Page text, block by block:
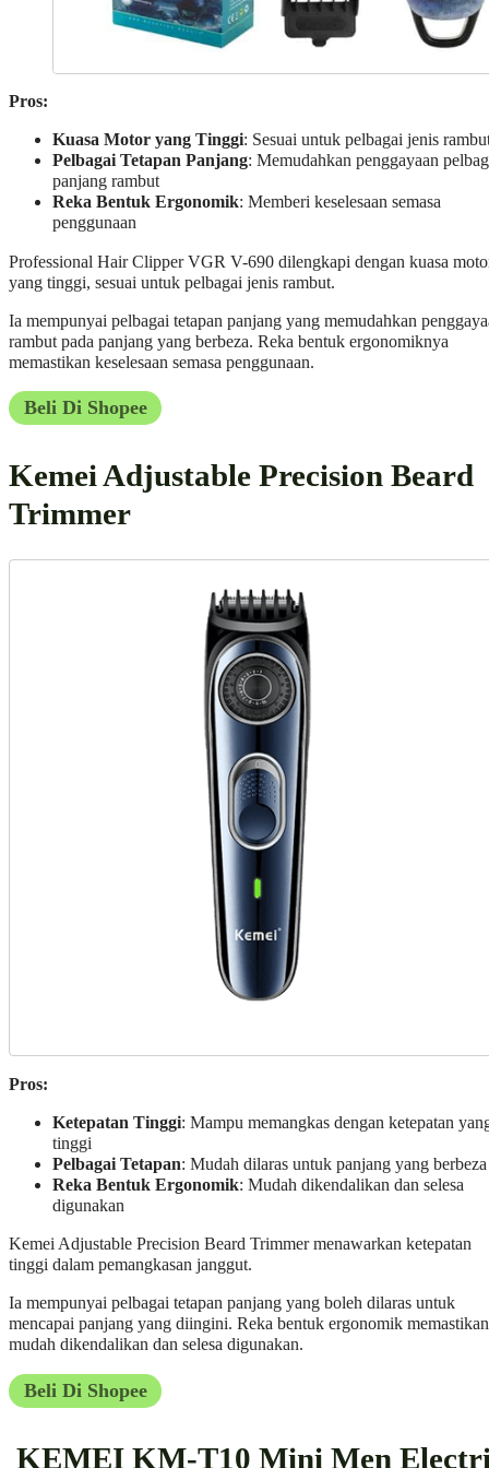
Pros:
Kuasa Motor yang Tinggi: Sesuai untuk pelbagai jenis
Pelbagai Tetapan Panjang: Memudahkan penggayaan
panjang rambut
Reka Bentuk Ergonomik: Memberi keselesaan semasa
penggunaan
Professional Hair Clipper VGR V-690 dilengkapi dengan kuasa
yang tinggi, sesuai untuk pelbagai jenis rambut.
Ia mempunyai pelbagai tetapan panjang yang memudahkan
rambut pada panjang yang berbeza. Reka bentuk ergonomiknya
memastikan keselesaan semasa penggunaan.
Beli Di Shopee
Kemei Adjustable Precision Beard
Trimmer
Pros:
Ketepatan Tinggi: Mampu memangkas dengan ketepatan
tinggi
Pelbagai Tetapan: Mudah dilaras untuk panjang yang berbeza
Reka Bentuk Ergonomik: Mudah dikendalikan dan selesa
digunakan
Kemei Adjustable Precision Beard Trimmer menawarkan ketepatan
tinggi dalam pemangkasan janggut.
Ia mempunyai pelbagai tetapan panjang yang boleh dilaras untuk
mencapai panjang yang diingini. Reka bentuk ergonomik
mudah dikendalikan dan selesa digunakan.
Beli Di Shopee
KEMEI KM-T10 Mini Men